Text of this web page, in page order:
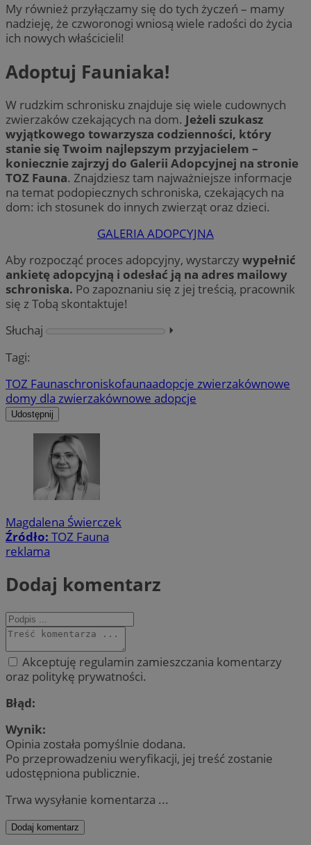
My również przyłączamy się do tych życzeń – mamy
nadzieję, że czworonogi wniosą wiele radości do życia
ich nowych właścicieli!
Adoptuj Fauniaka!
W rudzkim schronisku znajduje się wiele cudownych
zwierzaków czekających na dom. Jeżeli szukasz
wyjątkowego towarzysza codzienności, który
stanie się Twoim najlepszym przyjacielem –
koniecznie zajrzyj do Galerii Adopcyjnej na stronie
TOZ Fauna. Znajdziesz tam najważniejsze informacje
na temat podopiecznych schroniska, czekających na
dom: ich stosunek do innych zwierząt oraz dzieci.
GALERIA ADOPCYJNA
Aby rozpocząć proces adopcyjny, wystarczywypełnić
ankietę adopcyjną i odesłać ją na adres mailowy
schroniska. Po zapoznaniu się z jej treścią, pracownik
się z Tobą skontaktuje!
Słuchaj
⏵︎
Tagi:
TOZ Faunaschroniskofaunaadopcje zwierzakównowe
domy dla zwierzakównowe adopcje
Udostępnij
Magdalena Świerczek
Źródło: TOZ Fauna
reklama
Dodaj komentarz
Akceptuję regulamin zamieszczania komentarzy
oraz politykę prywatności.
Błąd:
Wynik:
Opinia została pomyślnie dodana.
Po przeprowadzeniu weryfikacji, jej treść zostanie
udostępniona publicznie.
Trwa wysyłanie komentarza ...
Dodaj komentarz